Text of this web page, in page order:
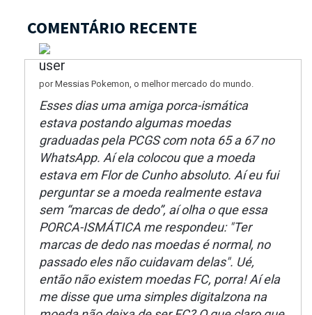
COMENTÁRIO RECENTE
por Messias Pokemon, o melhor mercado do mundo.
Esses dias uma amiga porca-ismática
estava postando algumas moedas
graduadas pela PCGS com nota 65 a 67 no
WhatsApp. Aí ela colocou que a moeda
estava em Flor de Cunho absoluto. Aí eu fui
perguntar se a moeda realmente estava
sem “marcas de dedo”, aí olha o que essa
PORCA-ISMÁTICA me respondeu: "Ter
marcas de dedo nas moedas é normal, no
passado eles não cuidavam delas". Ué,
então não existem moedas FC, porra! Aí ela
me disse que uma simples digitalzona na